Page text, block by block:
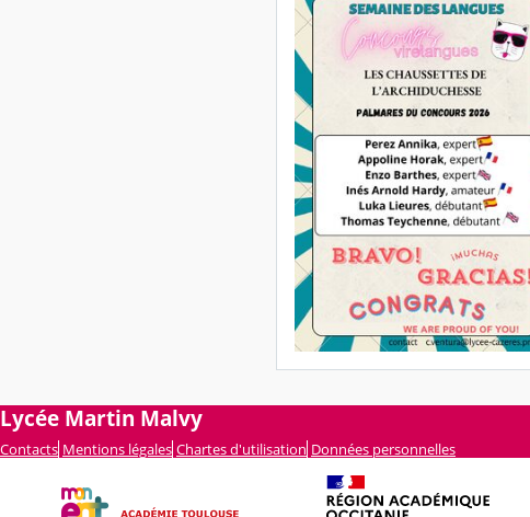
Lycée Martin Malvy
Contacts Mentions légales Chartes d'utilisation Données personnelles